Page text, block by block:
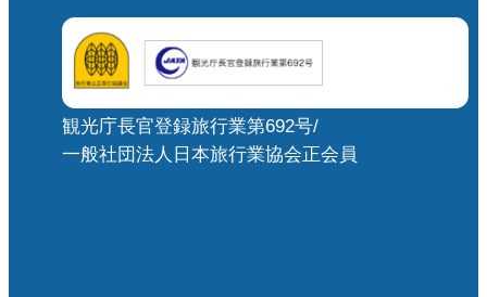
観光庁長官登録旅行業第692号/
一般社団法人日本旅行業協会正会員